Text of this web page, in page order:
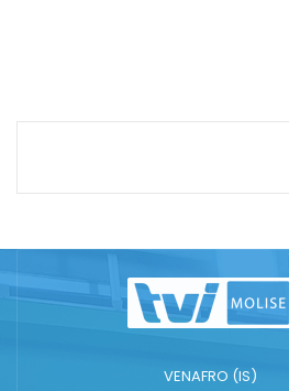
VENAFRO (IS)